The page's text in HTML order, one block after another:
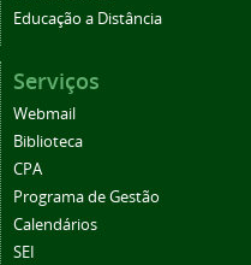
Educação a Distância
Serviços
Webmail
Biblioteca
CPA
Programa de Gestão
Calendários
SEI